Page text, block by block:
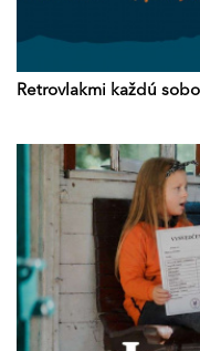
Retrovlakmi každú